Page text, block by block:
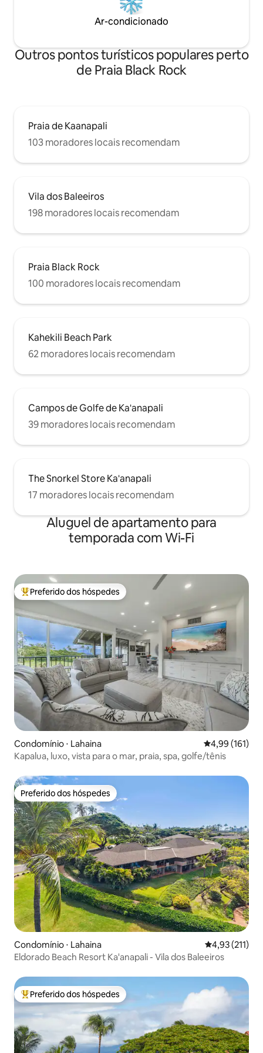
Ar-condicionado
Outros pontos turísticos populares perto
de Praia Black Rock
Praia de Kaanapali
103 moradores locais recomendam
Vila dos Baleeiros
198 moradores locais recomendam
Praia Black Rock
100 moradores locais recomendam
Kahekili Beach Park
62 moradores locais recomendam
Campos de Golfe de Ka'anapali
39 moradores locais recomendam
The Snorkel Store Ka'anapali
17 moradores locais recomendam
Aluguel de apartamento para
temporada com Wi-Fi
Entre os melhores preferidos dos hóspedes
Preferido dos hóspedes
Condomínio ⋅ Lahaina 4,99 de uma
4,99 (161)
Kapalua, luxo, vista para o mar, praia, spa, golfe/tênis
Preferido dos hóspedes
Preferido dos hóspedes
Condomínio ⋅ Lahaina 4,93 de uma
4,93 (211)
Eldorado Beach Resort Ka'anapali - Vila dos Baleeiros
Entre os melhores preferidos dos hóspedes
Preferido dos hóspedes